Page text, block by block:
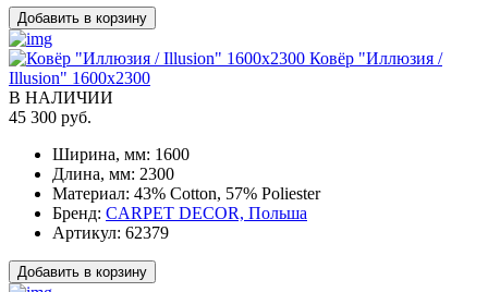
Добавить в корзину
Ковёр "Иллюзия /
Illusion" 1600x2300
В НАЛИЧИИ
45 300 руб.
Ширина, мм: 1600
Длина, мм: 2300
Материал: 43% Cotton, 57% Poliester
Бренд: CARPET DECOR, Польша
Артикул: 62379
Добавить в корзину